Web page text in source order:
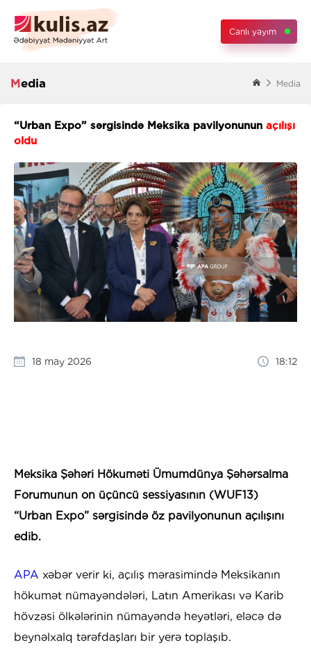
Canlı yayım
Media Media
“Urban Expo” sərgisində Meksika pavilyonunun açılışı
oldu
18 may 2026 18:12
Meksika Şəhəri Hökuməti Ümumdünya Şəhərsalma
Forumunun on üçüncü sessiyasının (WUF13)
“Urban Expo” sərgisində öz pavilyonunun açılışını
edib.
APA xəbər verir ki, açılış mərasimində Meksikanın
hökumət nümayəndələri, Latın Amerikası və Karib
hövzəsi ölkələrinin nümayəndə heyətləri, eləcə də
beynəlxalq tərəfdaşları bir yerə toplaşıb.